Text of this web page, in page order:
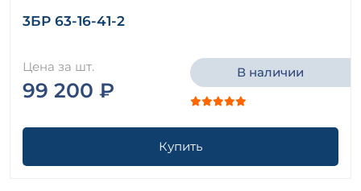
3БР 63-16-41-2
Цена за шт.
99 200 ₽
В наличии
Купить